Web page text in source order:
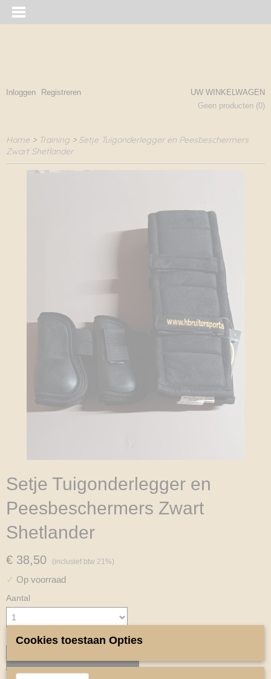
Inloggen Registreren
UW WINKELWAGEN
Geen producten (0)
Home > Training > Setje Tuigonderlegger en Peesbeschermers
Zwart Shetlander
Setje Tuigonderlegger en
Peesbeschermers Zwart
Shetlander
€ 38,50 (inclusief btw 21%)
✓ Op voorraad
Aantal
Cookies toestaan Opties